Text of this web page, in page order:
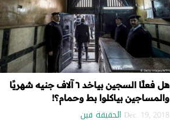
هل فعلًا السجين بياخد ٦ آلاف جنيه شهريًا
والمساجين بياكلوا بط وحمام؟!
Dec. 19, 2018 الحقيقة فين